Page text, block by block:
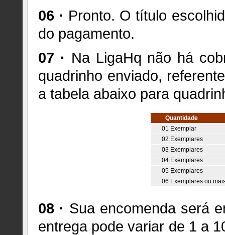
06 · Pronto. O título
do pagamento.
07 · Na LigaHq não há
quadrinho enviado,
a tabela abaixo para
Quantidade
01 Exemplar
02 Exemplares
03 Exemplares
04 Exemplares
05 Exemplares
06 Exemplares ou
08 · Sua encomenda será
entrega pode variar de 1 a